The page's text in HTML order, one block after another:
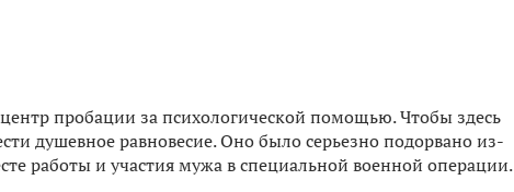
пробации за психологической помощью. Чтобы здесь
душевное равновесие. Оно было серьезно подорвано из-
работы и участия мужа в специальной военной операции.